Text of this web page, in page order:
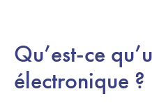
Qu’est-ce
électronique ?